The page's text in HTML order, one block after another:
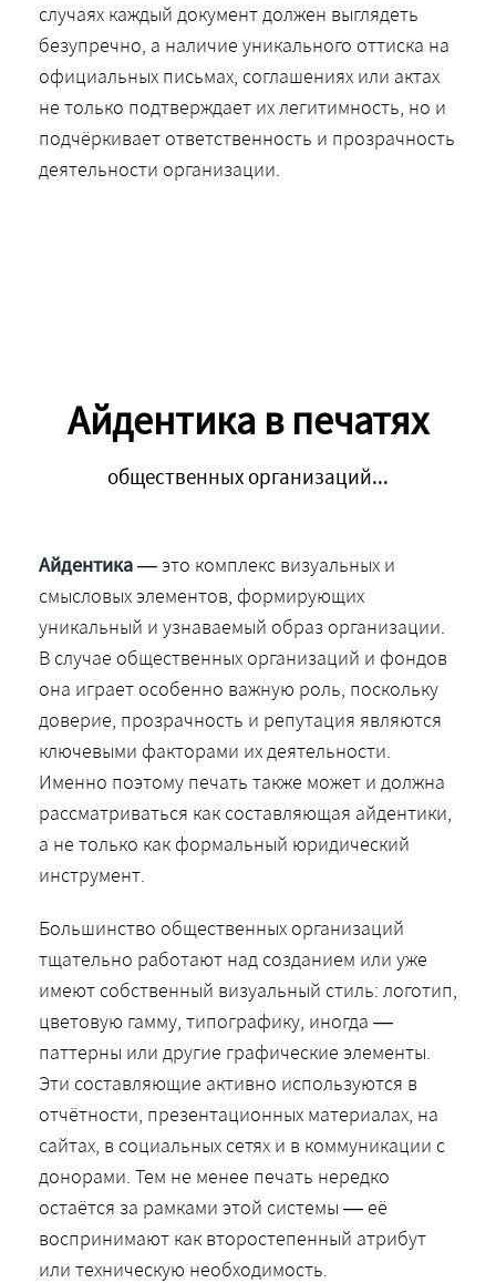
случаях каждый документ должен выглядеть
безупречно, а наличие уникального оттиска на
официальных письмах, соглашениях или актах
не только подтверждает их легитимность, но и
подчёркивает ответственность и прозрачность
деятельности организации.
Айдентика в печатях
общественных организаций...
Айдентика— это комплекс визуальных и
смысловых элементов, формирующих
уникальный и узнаваемый образ организации.
В случае общественных организаций и фондов
она играет особенно важную роль, поскольку
доверие, прозрачность и репутация являются
ключевыми факторами их деятельности.
Именно поэтому печать также может и должна
рассматриваться как составляющая айдентики,
а не только как формальный юридический
инструмент.
Большинство общественных организаций
тщательно работают над созданием или уже
имеют собственный визуальный стиль: логотип,
цветовую гамму, типографику, иногда —
паттерны или другие графические элементы.
Эти составляющие активно используются в
отчётности, презентационных материалах, на
сайтах, в социальных сетях и в коммуникации с
донорами. Тем не менее печать нередко
остаётся за рамками этой системы — её
воспринимают как второстепенный атрибут
или техническую необходимость.